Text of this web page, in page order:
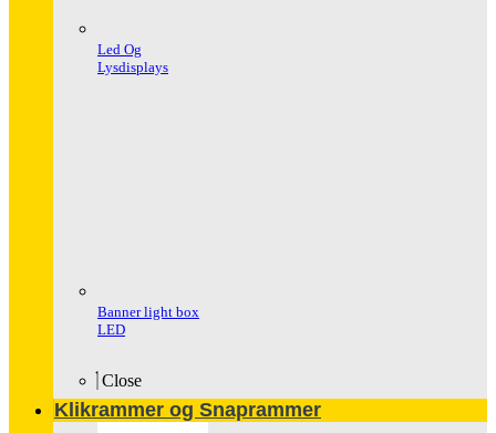
Led Og
Lysdisplays
Banner light box
LED
Close
Klikrammer og Snaprammer